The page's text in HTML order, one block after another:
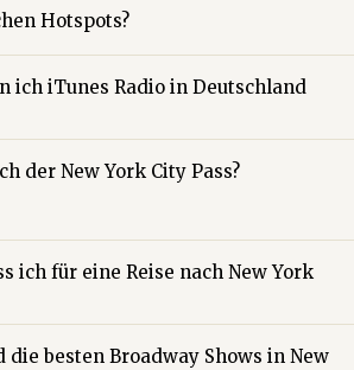
Hotspots?
ich iTunes Radio in Deutschland
der New York City Pass?
ich für eine Reise nach New York
die besten Broadway Shows in New